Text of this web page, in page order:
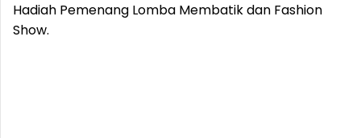
Hadiah Pemenang Lomba Membatik dan Fashion
Show.